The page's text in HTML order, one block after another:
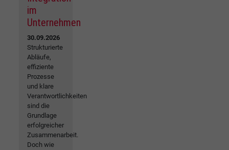
im
Unternehmen
30.09.2026
Strukturierte
Abläufe,
effiziente
Prozesse
und klare
Verantwortlichkeiten
sind die
Grundlage
erfolgreicher
Zusammenarbeit.
Doch wie